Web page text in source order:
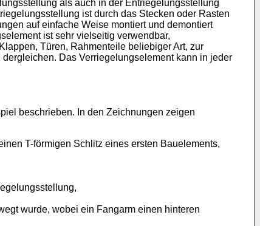
als auch in der Entriegelungsstellung
ist durch das Stecken oder Rasten
auf einfache Weise montiert und demontiert
ist sehr vielseitig verwendbar,
Türen, Rahmenteile beliebiger Art, zur
Das Verriegelungselement kann in jeder
beschrieben. In den Zeichnungen zeigen
T-förmigen Schlitz eines ersten Bauelements,
wurde, wobei ein Fangarm einen hinteren